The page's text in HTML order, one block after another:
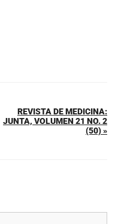
REVISTA DE MEDICINA:
JUNTA, VOLUMEN 21 NO. 2
(50) »